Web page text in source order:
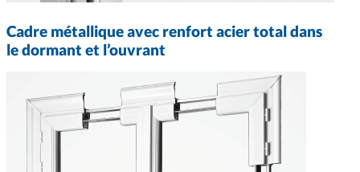
Cadre métallique avec renfort acier total dans
le dormant et l’ouvrant